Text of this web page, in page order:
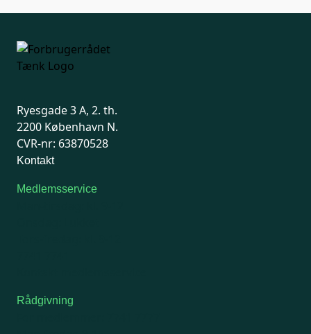
Ryesgade 3 A, 2. th.
2200 København N.
CVR-nr: 63870528
Kontakt
Medlemsservice
Rådgivning